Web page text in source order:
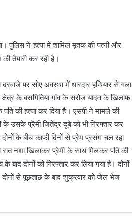
पुलिस ने हत्या में शामिल मृतक की पत्नी और
तैयारी कर रही है।
पर सोए अवस्था में धारदार हथियार से गला
के बसगितिया गांव के सरोज यादव के खिलाफ
की हत्या कर दिया है। एसपी ने मामले की
के उसके प्रेमी जितेंद्र दूबे को भी गिरफ्तार कर
के बीच काफी दिनों से प्रेम प्रसंग चल रहा
रात नशा खिलाकर प्रेमी के साथ मिलकर पति की
बाद दोनों को गिरफ्तार कर लिया गया है। दोनों
दोनों से पूछताछ के बाद शुक्रवार को जेल भेज